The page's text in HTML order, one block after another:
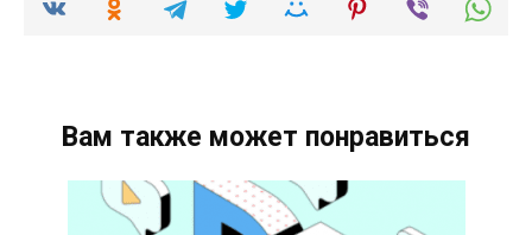
Вам также может понравиться